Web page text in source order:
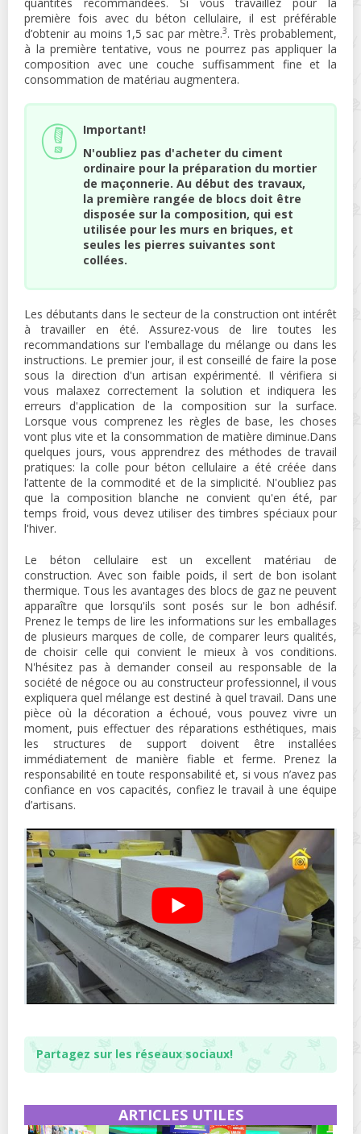
première fois avec du béton cellulaire, il est préférable
d’obtenir au moins 1,5 sac par mètre.3. Très probablement,
à la première tentative, vous ne pourrez pas appliquer la
composition avec une couche suffisamment fine et la
consommation de matériau augmentera.
Important!
N'oubliez pas d'acheter du ciment
ordinaire pour la préparation du mortier
de maçonnerie. Au début des travaux,
la première rangée de blocs doit être
disposée sur la composition, qui est
utilisée pour les murs en briques, et
seules les pierres suivantes sont
collées.
Les débutants dans le secteur de la construction ont intérêt
à travailler en été. Assurez-vous de lire toutes les
recommandations sur l'emballage du mélange ou dans les
instructions. Le premier jour, il est conseillé de faire la pose
sous la direction d'un artisan expérimenté. Il vérifiera si
vous malaxez correctement la solution et indiquera les
erreurs d'application de la composition sur la surface.
Lorsque vous comprenez les règles de base, les choses
vont plus vite et la consommation de matière diminue.Dans
quelques jours, vous apprendrez des méthodes de travail
pratiques: la colle pour béton cellulaire a été créée dans
l’attente de la commodité et de la simplicité. N'oubliez pas
que la composition blanche ne convient qu'en été, par
temps froid, vous devez utiliser des timbres spéciaux pour
l'hiver.
Le béton cellulaire est un excellent matériau de
construction. Avec son faible poids, il sert de bon isolant
thermique. Tous les avantages des blocs de gaz ne peuvent
apparaître que lorsqu'ils sont posés sur le bon adhésif.
Prenez le temps de lire les informations sur les emballages
de plusieurs marques de colle, de comparer leurs qualités,
de choisir celle qui convient le mieux à vos conditions.
N'hésitez pas à demander conseil au responsable de la
société de négoce ou au constructeur professionnel, il vous
expliquera quel mélange est destiné à quel travail. Dans une
pièce où la décoration a échoué, vous pouvez vivre un
moment, puis effectuer des réparations esthétiques, mais
les structures de support doivent être installées
immédiatement de manière fiable et ferme. Prenez la
responsabilité en toute responsabilité et, si vous n’avez pas
confiance en vos capacités, confiez le travail à une équipe
d’artisans.
Partagez sur les réseaux sociaux!
ARTICLES UTILES